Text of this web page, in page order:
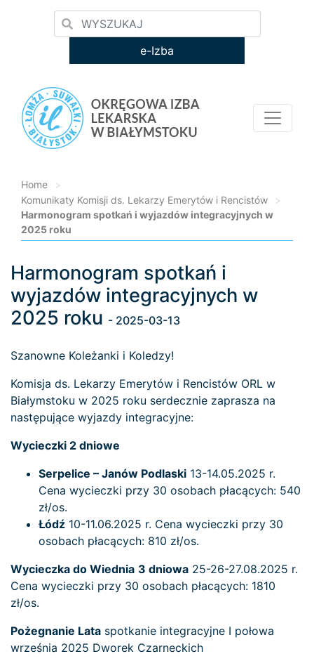
e-Izba
Home
>
Komunikaty Komisji ds. Lekarzy Emerytów i Rencistów
>
Harmonogram spotkań i wyjazdów integracyjnych w
2025 roku
Loading...
Harmonogram spotkań i
wyjazdów integracyjnych w
2025 roku - 2025-03-13
Szanowne Koleżanki i Koledzy!
Komisja ds. Lekarzy Emerytów i Rencistów ORL w
Białymstoku w 2025 roku serdecznie zaprasza na
następujące wyjazdy integracyjne:
Wycieczki 2 dniowe
Serpelice – Janów Podlaski 13-14.05.2025 r.
Cena wycieczki przy 30 osobach płacących: 540
zł/os.
Łódź 10-11.06.2025 r. Cena wycieczki przy 30
osobach płacących: 810 zł/os.
Wycieczka do Wiednia 3 dniowa 25-26-27.08.2025 r.
Cena wycieczki przy 30 osobach płacących: 1810
zł/os.
Pożegnanie Lata spotkanie integracyjne I połowa
września 2025 Dworek Czarneckich